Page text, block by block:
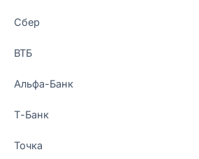
Сбер
ВТБ
Альфа-Банк
Т-Банк
Точка